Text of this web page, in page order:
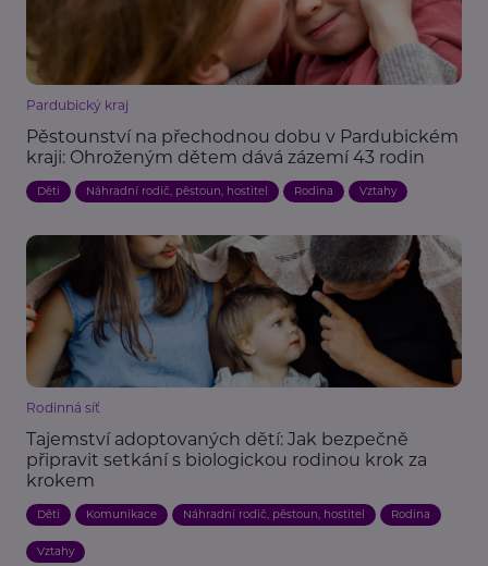
Pardubický kraj
Pěstounství na přechodnou dobu v Pardubickém
kraji: Ohroženým dětem dává zázemí 43 rodin
Děti Náhradní rodič, pěstoun, hostitel Rodina Vztahy
Rodinná síť
Tajemství adoptovaných dětí: Jak bezpečně
připravit setkání s biologickou rodinou krok za
krokem
Děti Komunikace Náhradní rodič, pěstoun, hostitel Rodina
Vztahy